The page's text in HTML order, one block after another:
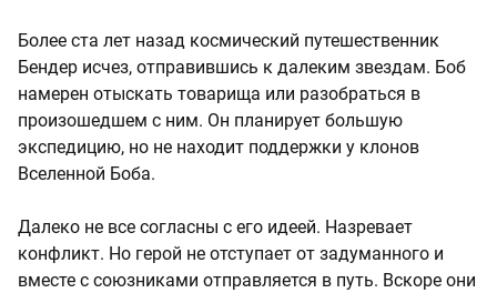
Более ста лет назад космический путешественник
Бендер исчез, отправившись к далеким звездам. Боб
намерен отыскать товарища или разобраться в
произошедшем с ним. Он планирует большую
экспедицию, но не находит поддержки у клонов
Вселенной Боба.
Далеко не все согласны с его идеей. Назревает
конфликт. Но герой не отступает от задуманного и
вместе с союзниками отправляется в путь. Вскоре они